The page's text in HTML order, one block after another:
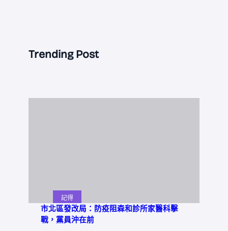
Trending Post
記得
市北區發改局：防疫阻森和診所家醫科擊
戰，黨員沖在前